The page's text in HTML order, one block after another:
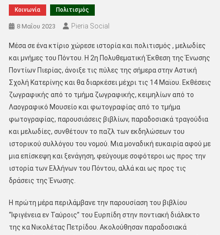
Κοινωνία Πολιτισμός
8 Μαΐου 2023 Pieria Social
Μέσα σε ένα κτίριο χώρεσε ιστορία και πολιτισμός , μελωδίες
και μνήμες του Πόντου. Η 2η Πολυθεματική Έκθεση της Ένωσης
Ποντίων Πιερίας, άνοιξε τις πύλες της σήμερα στην Αστική
Σχολή Κατερίνης και θα διαρκέσει μέχρι τις 14 Μαϊου. Εκθέσεις
ζωγραφικής από το τμήμα ζωγραφικής, κειμηλίων από το
Λαογραφικό Μουσείο και φωτογραφίας από το τμήμα
φωτογραφίας, παρουσιάσεις βιβλίων, παραδοσιακά τραγούδια
και μελωδίες, συνθέτουν το παζλ των εκδηλώσεων του
ιστορικού συλλόγου του νομού. Μια μοναδική ευκαιρία αφού με
μια επίσκεψη και ξενάγηση, φεύγουμε σοφότεροι ως προς την
ιστορία των Ελλήνων του Πόντου, αλλά και ως προς τις
δράσεις της Ένωσης.
Η πρώτη μέρα περιλάμβανε την παρουσίαση του βιβλίου
“Ιφιγένεια εν Ταύροις” του Ευρπίδη στην ποντιακή διάλεκτο
της κα Νικολέτας Πετρίδου. Ακολούθησαν παραδοσιακά